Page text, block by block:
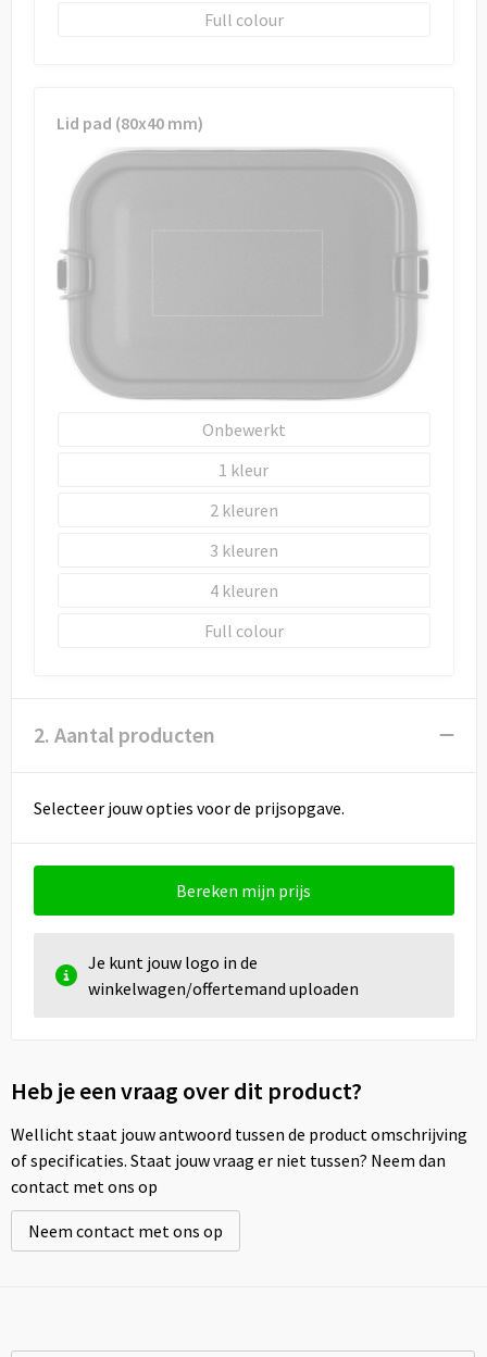
Full colour
Lid pad (80x40 mm)
Onbewerkt
1
2
3
4
Full colour
2. Aantal producten
Selecteer jouw opties voor de prijsopgave.
Bereken mijn prijs
Je kunt jouw logo in de
winkelwagen/offertemand uploaden
Heb je een vraag over dit product?
Wellicht staat jouw antwoord tussen de product omschrijving
of specificaties. Staat jouw vraag er niet tussen? Neem dan
contact met ons op
Neem contact met ons op